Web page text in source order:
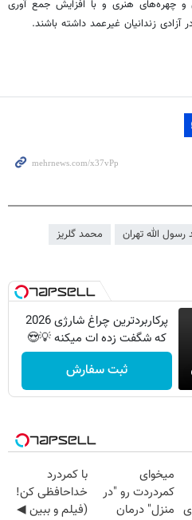
و چهره‌های هنری و با افزایش جمعآوری
زندانیان غیرعمد داشته باشند.
الله تهران محمد گلریز
پرکاربردترین چراغ شارژی 2026
که شگفت زده ات میکنه 💡😍
ثبت سفارش
میخوای
کمردردت رو "در
منزل" درمان
با کمردرد
خداحافظی کن!
(فیلم و ببین ◀